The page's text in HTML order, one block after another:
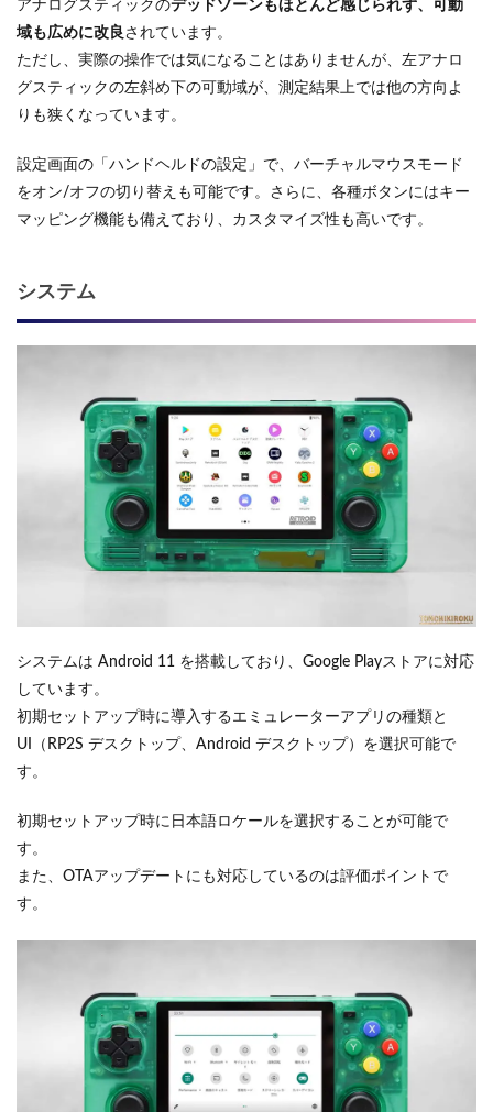
アナログスティックのデッドゾーンもほとんど感じられず、可動
域も広めに改良されています。
ただし、実際の操作では気になることはありませんが、左アナロ
グスティックの左斜め下の可動域が、測定結果上では他の方向よ
りも狭くなっています。
設定画面の「ハンドヘルドの設定」で、バーチャルマウスモード
をオン/オフの切り替えも可能です。さらに、各種ボタンにはキー
マッピング機能も備えており、カスタマイズ性も高いです。
システム
システムは Android 11 を搭載しており、Google Playストアに対応
しています。
初期セットアップ時に導入するエミュレーターアプリの種類と
UI（RP2S デスクトップ、Android デスクトップ）を選択可能で
す。
初期セットアップ時に日本語ロケールを選択することが可能で
す。
また、OTAアップデートにも対応しているのは評価ポイントで
す。